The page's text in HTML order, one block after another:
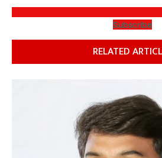
Subscribe
RELATED